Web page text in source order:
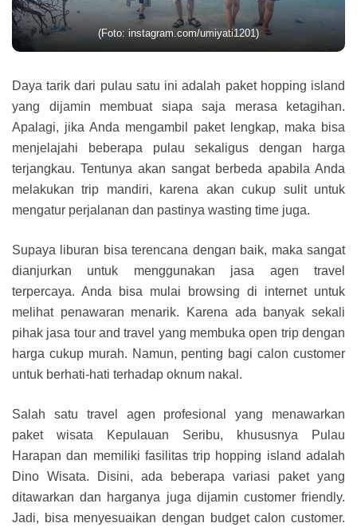
(Foto: instagram.com/umiyati1201)
Daya tarik dari pulau satu ini adalah paket hopping island
yang dijamin membuat siapa saja merasa ketagihan.
Apalagi, jika Anda mengambil paket lengkap, maka bisa
menjelajahi beberapa pulau sekaligus dengan harga
terjangkau. Tentunya akan sangat berbeda apabila Anda
melakukan trip mandiri, karena akan cukup sulit untuk
mengatur perjalanan dan pastinya wasting time juga.
Supaya liburan bisa terencana dengan baik, maka sangat
dianjurkan untuk menggunakan jasa agen travel
terpercaya. Anda bisa mulai browsing di internet untuk
melihat penawaran menarik. Karena ada banyak sekali
pihak jasa tour and travel yang membuka open trip dengan
harga cukup murah. Namun, penting bagi calon customer
untuk berhati-hati terhadap oknum nakal.
Salah satu travel agen profesional yang menawarkan
paket wisata Kepulauan Seribu, khususnya Pulau
Harapan dan memiliki fasilitas trip hopping island adalah
Dino Wisata. Disini, ada beberapa variasi paket yang
ditawarkan dan harganya juga dijamin customer friendly.
Jadi, bisa menyesuaikan dengan budget calon customer.